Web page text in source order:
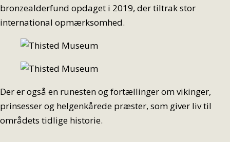
bronzealderfund opdaget i 2019, der tiltrak stor
international opmærksomhed.
Der er også en runesten og fortællinger om vikinger,
prinsesser og helgenkårede præster, som giver liv til
områdets tidlige historie.